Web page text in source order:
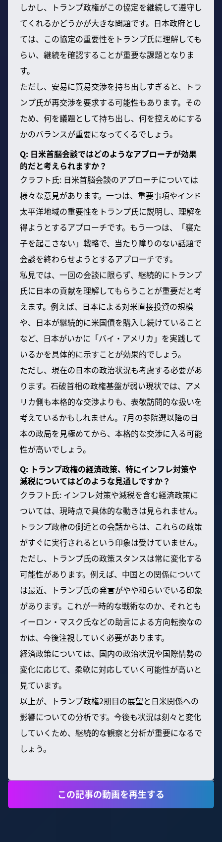
しかし、トランプ政権がこの協定を継続して遵守し
てくれるかどうかが大きな問題です。日本政府とし
ては、この協定の重要性をトランプ氏に理解しても
らい、継続を確認することが重要な課題となりま
す。
ただし、安易に貿易交渉を持ち出しすぎると、トラ
ンプ氏が再交渉を要求する可能性もあります。その
ため、何を議題として持ち出し、何を控えめにする
かのバランスが重要になってくるでしょう。
Q: 日米首脳会談ではどのようなアプローチが効果
的だと考えられますか？
クラフト氏: 日米首脳会談のアプローチについては
様々な意見があります。一つは、重要事項やインド
太平洋地域の重要性をトランプ氏に説明し、理解を
得ようとするアプローチです。もう一つは、「寝た
子を起こさない」戦略で、当たり障りのない話題で
会談を終わらせようとするアプローチです。
私見では、一回の会談に限らず、継続的にトランプ
氏に日本の貢献を理解してもらうことが重要だと考
えます。例えば、日本による対米直接投資の規模
や、日本が継続的に米国債を購入し続けていること
など、日本がいかに「バイ・アメリカ」を実践して
いるかを具体的に示すことが効果的でしょう。
ただし、現在の日本の政治状況も考慮する必要があ
ります。石破首相の政権基盤が弱い現状では、アメ
リカ側も本格的な交渉よりも、表敬訪問的な扱いを
考えているかもしれません。7月の参院選以降の日
本の政局を見極めてから、本格的な交渉に入る可能
性が高いでしょう。
Q: トランプ政権の経済政策、特にインフレ対策や
減税についてはどのような見通しですか？
クラフト氏: インフレ対策や減税を含む経済政策に
ついては、現時点で具体的な動きは見られません。
トランプ政権の側近との会話からは、これらの政策
がすぐに実行されるという印象は受けていません。
ただし、トランプ氏の政策スタンスは常に変化する
可能性があります。例えば、中国との関係について
は最近、トランプ氏の発言がやや和らいでいる印象
があります。これが一時的な戦術なのか、それとも
イーロン・マスク氏などの助言による方向転換なの
かは、今後注視していく必要があります。
経済政策については、国内の政治状況や国際情勢の
変化に応じて、柔軟に対応していく可能性が高いと
見ています。
以上が、トランプ政権2期目の展望と日米関係への
影響についての分析です。今後も状況は刻々と変化
していくため、継続的な観察と分析が重要になるで
しょう。
この記事の動画を再生する